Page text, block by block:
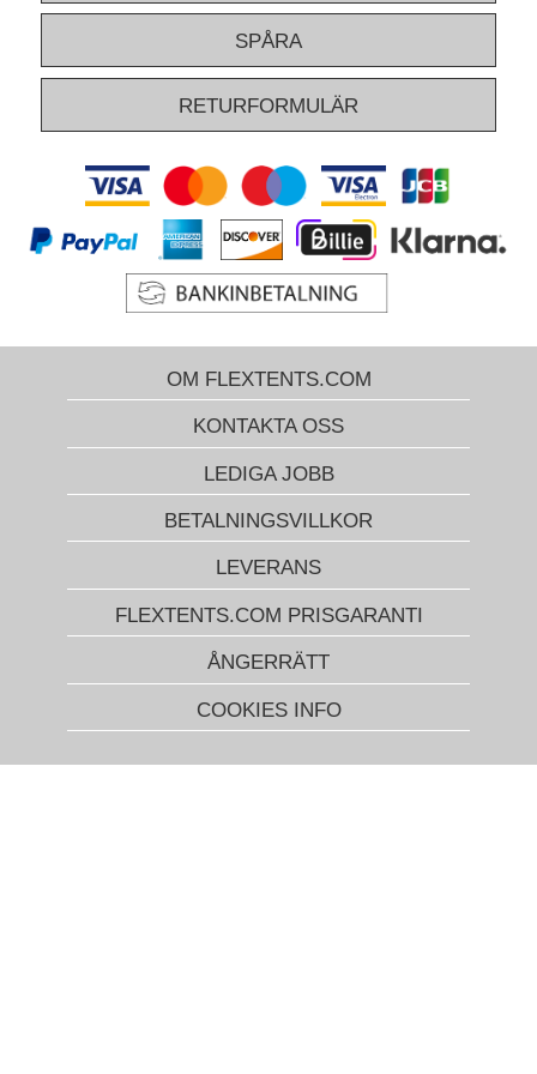
om våra populära snabbtält och kan hjälpa dig att välja precis rätt
FleXtents® snabbtält varje gång!SPÅRA
RETURFORMULÄR
OM FLEXTENTS.COM
KONTAKTA OSS
LEDIGA JOBB
BETALNINGSVILLKOR
LEVERANS
FLEXTENTS.COM PRISGARANTI
ÅNGERRÄTT
COOKIES INFO